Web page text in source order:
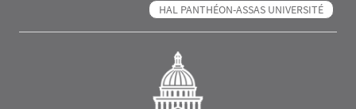
HAL PANTHÉON-ASSAS UNIVERSITÉ